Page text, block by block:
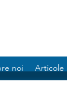
noi Articole